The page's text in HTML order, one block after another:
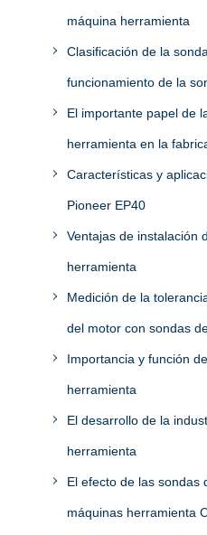
máquina herramienta
Clasificación de la
funcionamiento de la
El importante papel de
herramienta en la
Características y
Pioneer EP40
Ventajas de instalación
herramienta
Medición de la
del motor con sondas
Importancia y función
herramienta
El desarrollo de la
herramienta
El efecto de las sondas
máquinas herramienta